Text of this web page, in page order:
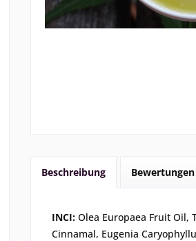
Beschreibung Bewertungen
INCI: Olea Europaea Fruit Oil,
Cinnamal, Eugenia